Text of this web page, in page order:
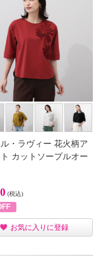
・ラヴィー 花火柄ア
カットソープルオー
(税込)
お気に入りに登録